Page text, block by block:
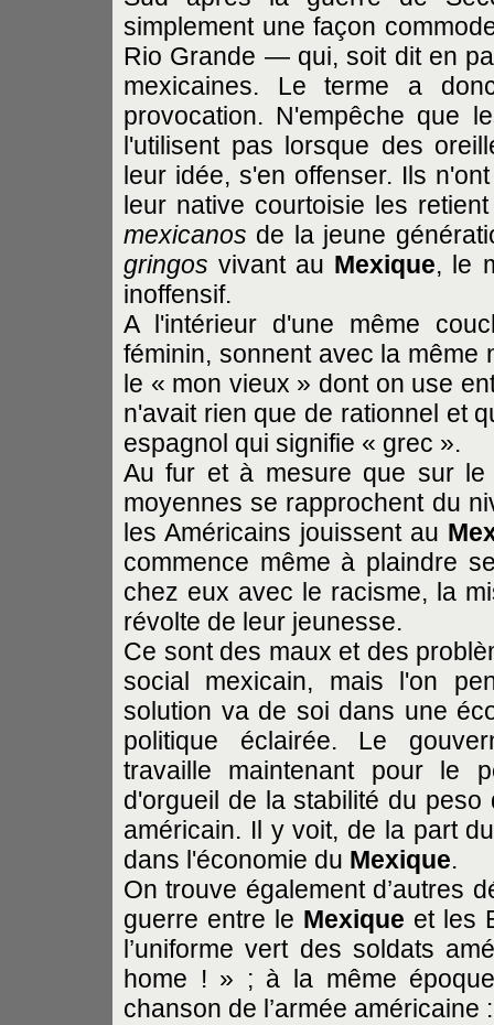
simplement une façon
Rio Grande — qui, soit dit en
mexicaines. Le terme a
provocation. N'empêche que
l'utilisent pas lorsque des
leur idée, s'en offenser. Ils
leur native courtoisie les
mexicanos de la jeune
gringos vivant au Mexique, le
inoffensif.
A l'intérieur d'une même
féminin, sonnent avec la
le « mon vieux » dont on use
n'avait rien que de rationnel et
espagnol qui signifie « grec ».
Au fur et à mesure que sur le
moyennes se rapprochent du
les Américains jouissent au
commence même à plaindre
chez eux avec le racisme, la
révolte de leur jeunesse.
Ce sont des maux et des
social mexicain, mais l'on
solution va de soi dans une
politique éclairée. Le
travaille maintenant pour le
d'orgueil de la stabilité du
américain. Il y voit, de la part
dans l'économie du Mexique.
On trouve également d’autres
guerre entre le Mexique et les
l’uniforme vert des soldats
home ! » ; à la même
chanson de l’armée